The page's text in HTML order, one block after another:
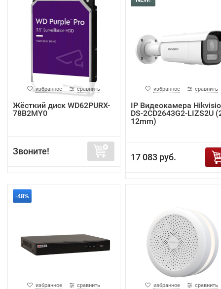
избранное сравнить
Жёсткий диск WD62PURX-
78B2MY0
Звоните!
избранное сравнить
IP Видеокамера
DS-2CD2643G2-LIZS2U
12mm)
17 083 руб.
-48%
избранное сравнить избранное сравнить